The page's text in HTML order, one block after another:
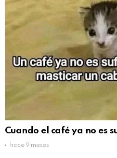
Cuando el café ya no es
hace 9 meses